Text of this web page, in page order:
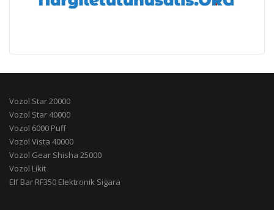
Vozol Star 20000
Vozol Star 40000
Vozol 6000 Puff
Vozol Vista 40000
Vozol Gear Shisha 25000
Vozol Likit
Elf Bar RF350 Elektronik Sigara